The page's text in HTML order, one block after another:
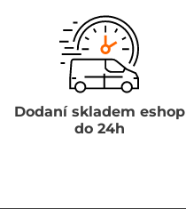
Dodaní skladem eshop
do 24h